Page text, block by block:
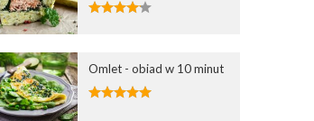
Omlet - obiad w 10 minut